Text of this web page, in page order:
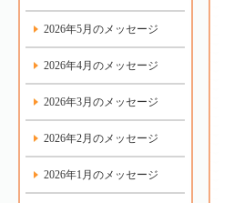
2026年5月のメッセージ
2026年4月のメッセージ
2026年3月のメッセージ
2026年2月のメッセージ
2026年1月のメッセージ